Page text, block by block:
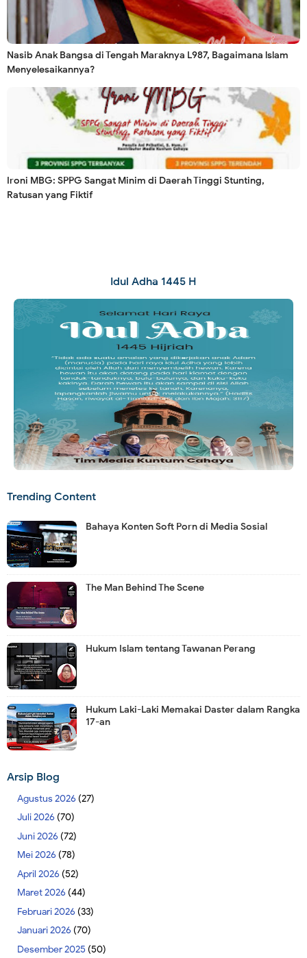
Nasib Anak Bangsa di Tengah Maraknya L987, Bagaimana lslam
Menyelesaikannya?
Ironi MBG: SPPG Sangat Minim di Daerah Tinggi Stunting,
Ratusan yang Fiktif
Idul Adha 1445 H
Trending Content
Bahaya Konten Soft Porn di Media Sosial
The Man Behind The Scene
Hukum Islam tentang Tawanan Perang
Hukum Laki-Laki Memakai Daster dalam Rangka
17-an
Arsip Blog
Agustus 2026 (27)
Juli 2026 (70)
Juni 2026 (72)
Mei 2026 (78)
April 2026 (52)
Maret 2026 (44)
Februari 2026 (33)
Januari 2026 (70)
Desember 2025 (50)